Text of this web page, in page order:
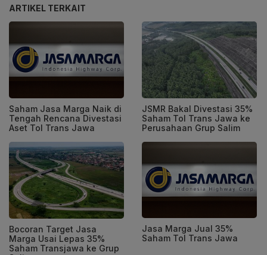
ARTIKEL TERKAIT
Saham Jasa Marga Naik di
Tengah Rencana Divestasi
Aset Tol Trans Jawa
JSMR Bakal Divestasi 35%
Saham Tol Trans Jawa ke
Perusahaan Grup Salim
Bocoran Target Jasa
Marga Usai Lepas 35%
Saham Transjawa ke Grup
Jasa Marga Jual 35%
Saham Tol Trans Jawa